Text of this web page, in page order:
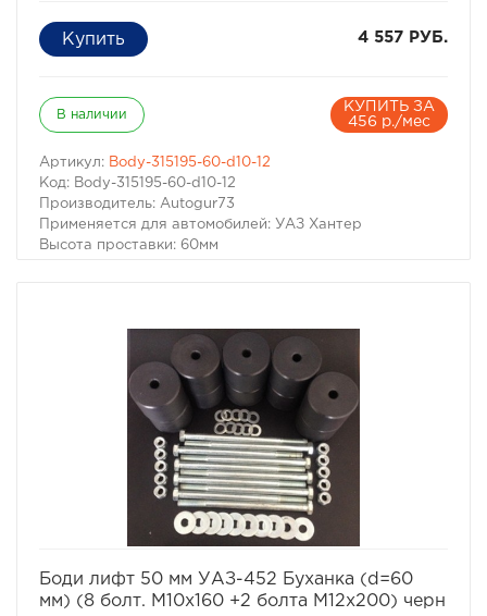
4 557 РУБ.
В наличии
КУПИТЬ ЗА
456 р./мес
Артикул: Body-315195-60-d10-12
Код: Body-315195-60-d10-12
Производитель: Autogur73
Применяется для автомобилей: УАЗ Хантер
Высота проставки: 60мм
Боди лифт 50 мм УАЗ-452 Буханка (d=60
мм) (8 болт. М10х160 +2 болта М12х200) черн